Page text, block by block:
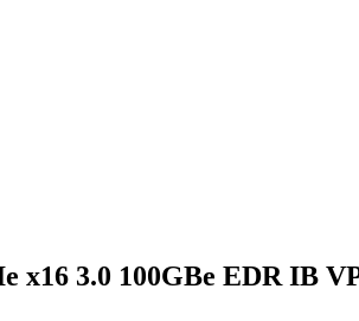
x16 3.0 100GBe EDR IB